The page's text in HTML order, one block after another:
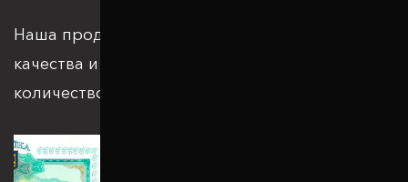
Наша продукция отвечает всем стандартам
качества и подкрепляется большим
количеством патентов и сертификатов